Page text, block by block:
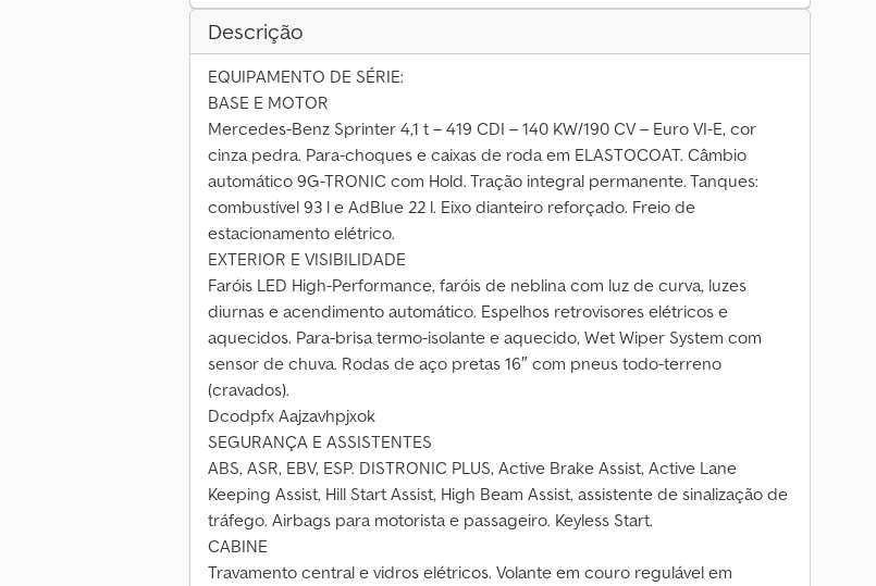
Descrição
EQUIPAMENTO DE SÉRIE:
BASE E MOTOR
Mercedes-Benz Sprinter 4,1 t – 419 CDI – 140 KW/190 CV – Euro VI-E, cor
cinza pedra. Para-choques e caixas de roda em ELASTOCOAT. Câmbio
automático 9G-TRONIC com Hold. Tração integral permanente. Tanques:
combustível 93 l e AdBlue 22 l. Eixo dianteiro reforçado. Freio de
estacionamento elétrico.
EXTERIOR E VISIBILIDADE
Faróis LED High-Performance, faróis de neblina com luz de curva, luzes
diurnas e acendimento automático. Espelhos retrovisores elétricos e
aquecidos. Para-brisa termo-isolante e aquecido, Wet Wiper System com
sensor de chuva. Rodas de aço pretas 16″ com pneus todo-terreno
(cravados).
Dcodpfx Aajzavhpjxok
SEGURANÇA E ASSISTENTES
ABS, ASR, EBV, ESP. DISTRONIC PLUS, Active Brake Assist, Active Lane
Keeping Assist, Hill Start Assist, High Beam Assist, assistente de sinalização de
tráfego. Airbags para motorista e passageiro. Keyless Start.
CABINE
Travamento central e vidros elétricos. Volante em couro regulável em